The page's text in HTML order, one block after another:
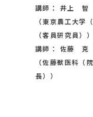
講師： 井上 智
（東京農工大学
（客員研究員））
講師： 佐藤 克
（佐藤獣医科（
長））